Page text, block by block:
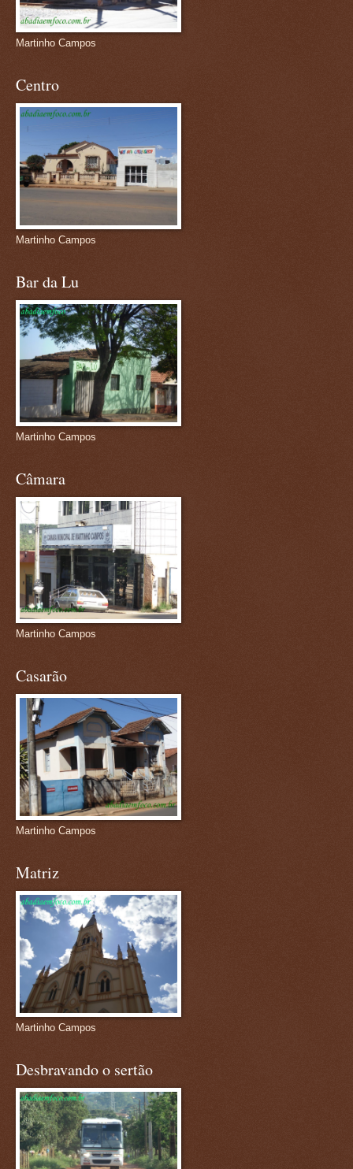
Martinho Campos
Centro
Martinho Campos
Bar da Lu
Martinho Campos
Câmara
Martinho Campos
Casarão
Martinho Campos
Matriz
Martinho Campos
Desbravando o sertão